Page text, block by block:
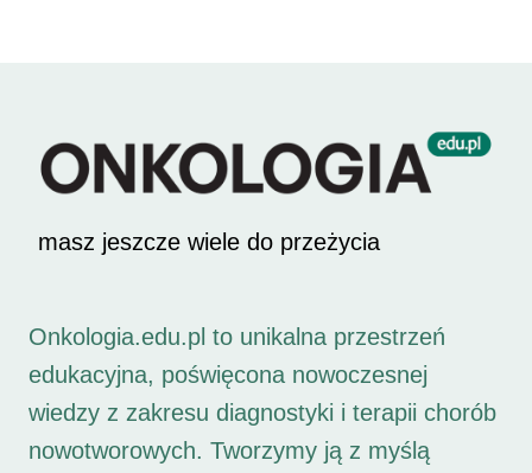
masz jeszcze wiele do przeżycia
Onkologia.edu.pl to unikalna przestrzeń
edukacyjna, poświęcona nowoczesnej
wiedzy z zakresu diagnostyki i terapii chorób
nowotworowych. Tworzymy ją z myślą